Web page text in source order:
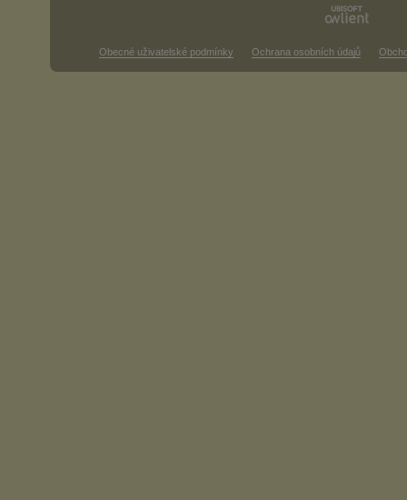
Obecné uživatelské podmínky Ochrana osobních údajů